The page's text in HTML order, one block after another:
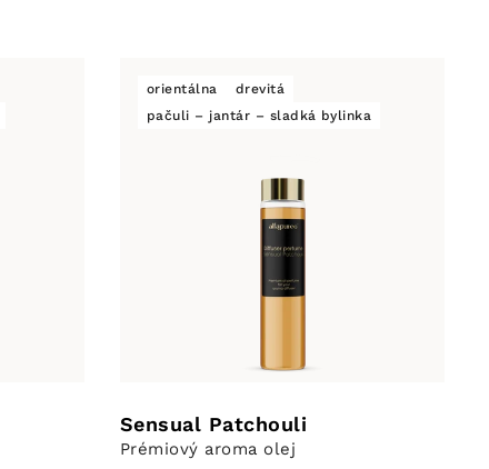
orientálna
drevitá
pačuli – jantár – sladká bylinka
Sensual Patchouli
Prémiový aroma olej